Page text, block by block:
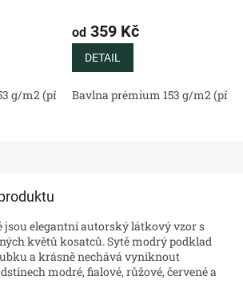
g/m2 (přírodní) Bavlněný satén 130 g/
od 359 Kč
DETAIL
Bavlna prémium 153 g/m2
jsou elegantní autorský látkový vzor s
květů kosatců. Sytě modrý podklad
a krásně nechává vyniknout
modré, fialové, růžové, červené a